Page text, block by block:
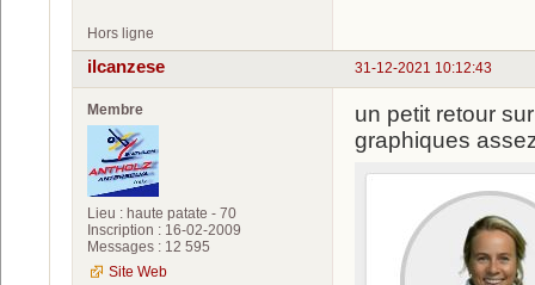
Hors ligne
31-12-2021 10:12:43
ilcanzese
Membre
Lieu : haute patate - 70
Inscription : 16-02-2009
Messages : 12 595
Site Web
un petit retour
graphiques